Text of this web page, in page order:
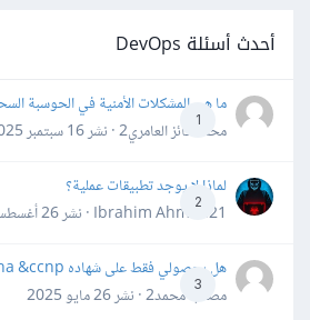
أحدث أسئلة DevOps
1
ما هي المشكلات الأمنية في الحوسبة
محمد فائز العامري2 · نشر
16 سبتمبر 2025
2
لماذا لا يوجد تطبيقات عملية؟
Ibrahim Ahmed21 · نشر
26 أغسطس 2025
3
هل بحصولي فقط على شهاده ccna &ccnp ساجد عمل
مصعب محمد2 · نشر
26 مايو 2025